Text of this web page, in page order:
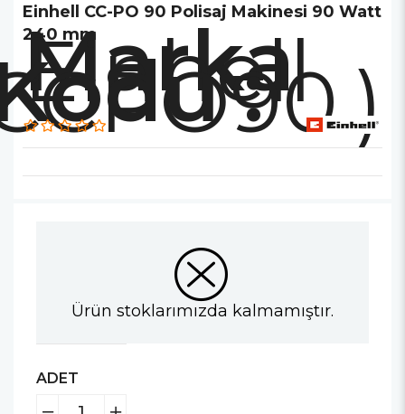
Einhell CC-PO 90 Polisaj Makinesi 90 Watt
240 mm
Marka
Einhell
Ürün stoklarımızda kalmamıştır.
ADET